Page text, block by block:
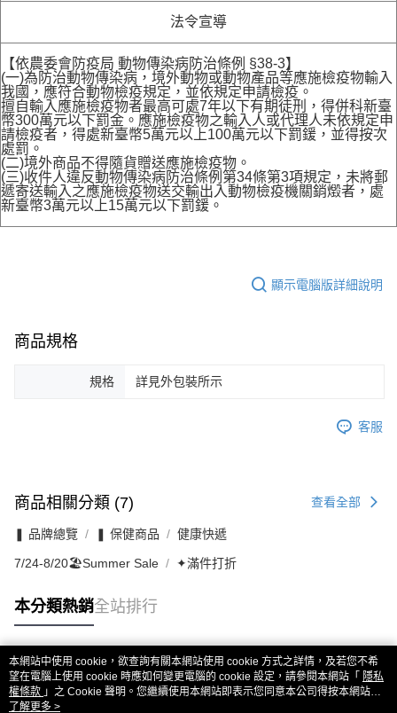
法令宣導
【依農委會防疫局 動物傳染病防治條例 §38-3】
(一)為防治動物傳染病，境外動物或動物產品等應施檢疫物輸入
我國，應符合動物檢疫規定，並依規定申請檢疫。
擅自輸入應施檢疫物者最高可處7年以下有期徒刑，得併科新臺
幣300萬元以下罰金。應施檢疫物之輸入人或代理人未依規定申
請檢疫者，得處新臺幣5萬元以上100萬元以下罰鍰，並得按次
處罰。
(二)境外商品不得隨貨贈送應施檢疫物。
(三)收件人違反動物傳染病防治條例第34條第3項規定，未將郵
遞寄送輸入之應施檢疫物送交輸出入動物檢疫機關銷燬者，處
新臺幣3萬元以上15萬元以下罰鍰。
顯示電腦版詳細說明
商品規格
規格 詳見外包裝所示
客服
商品相關分類 (7) 查看全部
❚ 品牌總覽 ❚ 保健商品 健康快遞
7/24-8/20🏖️Summer Sale ✦滿件打折
本分類熱銷全站排行
熱門標籤
本網站中使用 cookie，欲查詢有關本網站使用 cookie 方式之詳情，及若您不希
望在電腦上使用 cookie 時應如何變更電腦的 cookie 設定，請參閱本網站「 隱私
權條款 」之 Cookie 聲明。您繼續使用本網站即表示您同意本公司得按本網站使
用條款之 Cookie 聲明使用 cookie。
了解更多 >